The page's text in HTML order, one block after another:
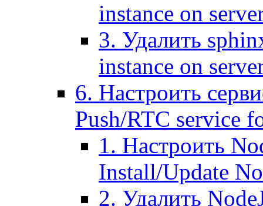
instance on
3. Удалить
instance on
6. Настроить
Push/RTC service
1. Настроить
Install/Update
2. Удалить